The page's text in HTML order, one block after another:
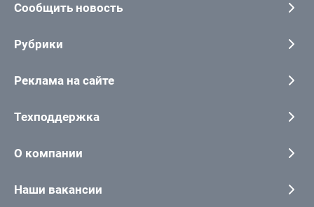
Сообщить новость
Рубрики
Реклама на сайте
Техподдержка
О компании
Наши вакансии